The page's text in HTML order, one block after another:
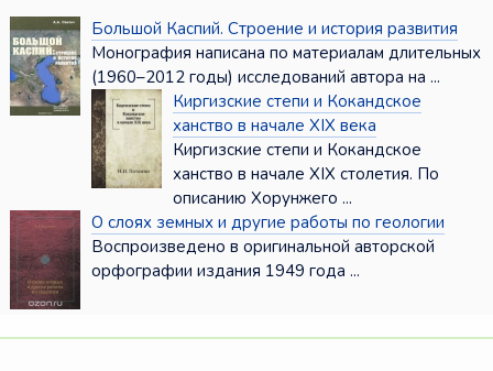
Большой Каспий. Строение и история развития
Монография написана по материалам длительных
(1960–2012 годы) исследований автора на ...
Киргизские степи и Кокандское
ханство в начале XIX века
Киргизские степи и Кокандское
ханство в начале XIX столетия. По
описанию Хорунжего ...
О слоях земных и другие работы по геологии
Воспроизведено в оригинальной авторской
орфографии издания 1949 года ...